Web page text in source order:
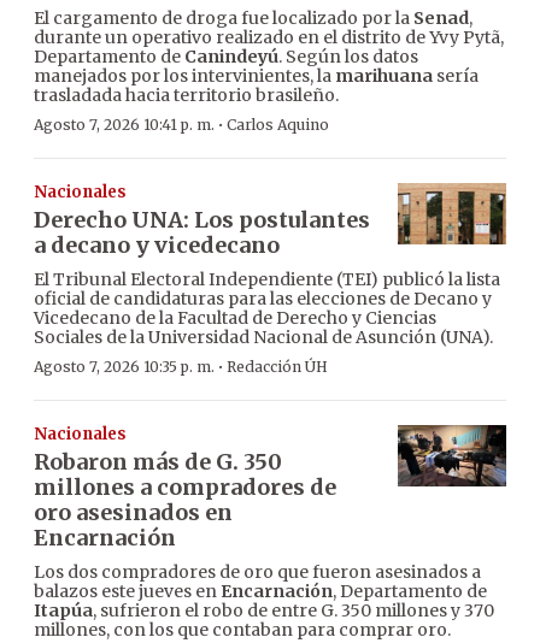
El cargamento de droga fue localizado por la Senad,
durante un operativo realizado en el distrito de Yvy Pytã,
Departamento de Canindeyú. Según los datos
manejados por los intervinientes, la marihuana sería
trasladada hacia territorio brasileño.
Agosto 7, 2026 10:41 p. m. · Carlos Aquino
Nacionales
Derecho UNA: Los postulantes
a decano y vicedecano
El Tribunal Electoral Independiente (TEI) publicó la lista
oficial de candidaturas para las elecciones de Decano y
Vicedecano de la Facultad de Derecho y Ciencias
Sociales de la Universidad Nacional de Asunción (UNA).
Agosto 7, 2026 10:35 p. m. · Redacción ÚH
Nacionales
Robaron más de G. 350
millones a compradores de
oro asesinados en
Encarnación
Los dos compradores de oro que fueron asesinados a
balazos este jueves en Encarnación, Departamento de
Itapúa, sufrieron el robo de entre G. 350 millones y 370
millones, con los que contaban para comprar oro.